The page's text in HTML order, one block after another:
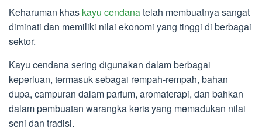
Keharuman khas kayu cendanatelah membuatnya sangat
diminati dan memiliki nilai ekonomi yang tinggi di berbagai
sektor.
Kayu cendana sering digunakan dalam berbagai
keperluan, termasuk sebagai rempah-rempah, bahan
dupa, campuran dalam parfum, aromaterapi, dan bahkan
dalam pembuatan warangka keris yang memadukan nilai
seni dan tradisi.